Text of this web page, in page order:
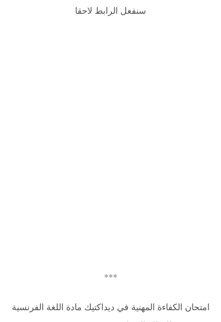
سنفعل الرابط لاحقا
***
امتحان الكفاءة المهنية في ديداكتيك مادة اللغة الفرنسية